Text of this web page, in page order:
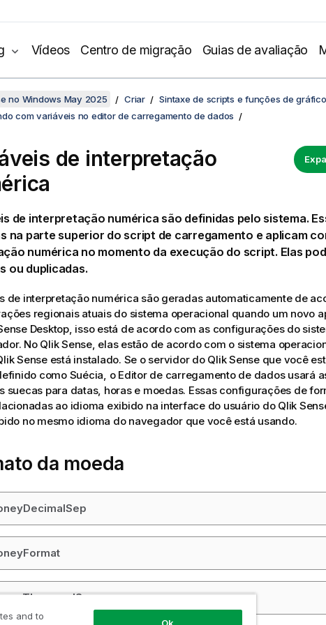
Vídeos Centro de migração Guias de avaliação
no Windows May 2025 Criar
Sintaxe de scripts e funções de
com variáveis no editor de carregamento de dados
de interpretação
de interpretação numérica são definidas pelo sistema.
na parte superior do script de carregamento e aplicam
numérica no momento da execução do script. Elas
ou duplicadas.
de interpretação numérica são geradas automaticamente de
regionais atuais do sistema operacional quando um novo
Desktop, isso está de acordo com as configurações do
No Qlik Sense, elas estão de acordo com o sistema
Senseestá instalado. Se o servidor do Qlik Senseque você
como Suécia, o Editor de carregamento de dados usará
suecas para datas, horas e moedas. Essas configurações de
ao idioma exibido na interface do usuário do Qlik
no mesmo idioma do navegador que você está usando.
da moeda
and to